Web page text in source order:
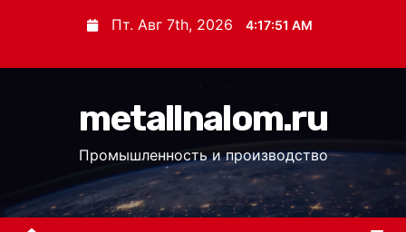
с
Пт. Авг 7th, 2026 4:17:52 AM
metallnalom.ru
Промышленность и производство